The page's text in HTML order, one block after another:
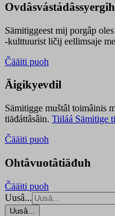
Ovdâsvástádâssyergih
Sämitiggeest mij porgâp
-kulttuurist ličij eellimsaje
Čääiti puoh
Äigikyevdil
Sämitigge muštâl toimâinis
tiäđáttâsâin. Tiiláá Sämitige
Čääiti puoh
Ohtâvuotâtiäđuh
Čääiti puoh
Uusâ...
Uusâ...